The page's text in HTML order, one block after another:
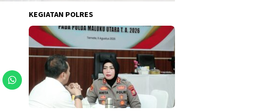
KEGIATAN POLRES